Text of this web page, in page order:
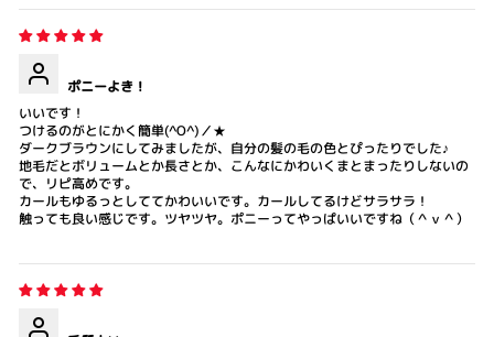
ポニーよき！
いいです！
つけるのがとにかく簡単(^O^)／★
ダークブラウンにしてみましたが、自分の髪の毛の色とぴったりでした♪
地毛だとボリュームとか長さとか、こんなにかわいくまとまったりしないの
で、リピ高めです。
カールもゆるっとしててかわいいです。カールしてるけどサラサラ！
触っても良い感じです。ツヤツヤ。ポニーってやっぱいいですね（＾ｖ＾）